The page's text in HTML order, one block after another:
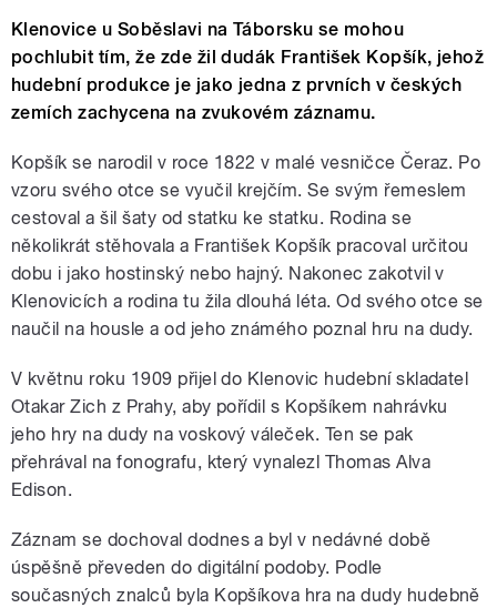
Klenovice u Soběslavi na Táborsku se mohou
pochlubit tím, že zde žil dudák František Kopšík, jehož
hudební produkce je jako jedna z prvních v českých
zemích zachycena na zvukovém záznamu.
Kopšík se narodil v roce 1822 v malé vesničce Čeraz. Po
vzoru svého otce se vyučil krejčím. Se svým řemeslem
cestoval a šil šaty od statku ke statku. Rodina se
několikrát stěhovala a František Kopšík pracoval určitou
dobu i jako hostinský nebo hajný. Nakonec zakotvil v
Klenovicích a rodina tu žila dlouhá léta. Od svého otce se
naučil na housle a od jeho známého poznal hru na dudy.
V květnu roku 1909 přijel do Klenovic hudební skladatel
Otakar Zich z Prahy, aby pořídil s Kopšíkem nahrávku
jeho hry na dudy na voskový váleček. Ten se pak
přehrával na fonografu, který vynalezl Thomas Alva
Edison.
Záznam se dochoval dodnes a byl v nedávné době
úspěšně převeden do digitální podoby. Podle
současných znalců byla Kopšíkova hra na dudy hudebně